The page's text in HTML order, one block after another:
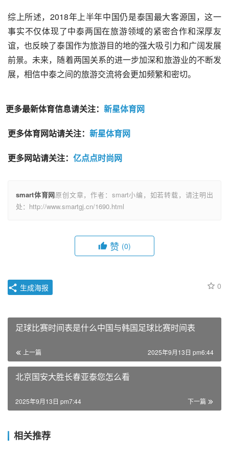
综上所述，2018年上半年中国仍是泰国最大客源国，这一
事实不仅体现了中泰两国在旅游领域的紧密合作和深厚友
谊，也反映了泰国作为旅游目的地的强大吸引力和广阔发展
前景。未来，随着两国关系的进一步加深和旅游业的不断发
展，相信中泰之间的旅游交流将会更加频繁和密切。
更多最新体育信息请关注： 新星体育网
更多体育网站请关注： 新星体育网
更多网站请关注： 亿点点时尚网
smart体育网原创文章，作者：smart小编，如若转载，请注明出
处：http://www.smartgj.cn/1690.html
赞 (0)
0
生成海报
足球比赛时间表是什么中国与韩国足球比赛时间表
上一篇 2025年9月13日 pm6:44
北京国安大胜长春亚泰您怎么看
下一篇
2025年9月13日 pm7:44
相关推荐